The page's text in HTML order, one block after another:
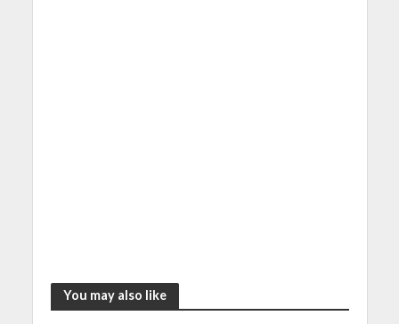
You may also like